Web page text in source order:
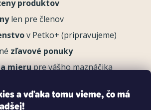
a vďaka tomu vieme, čo má
produktov
len pre členov
v Petko+ (pripravujeme)
zľavové ponuky
mierupre vášho maznáčika